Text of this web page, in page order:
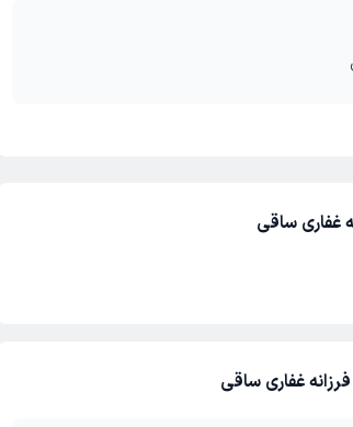
غفاری ساقی
غفاری ساقی